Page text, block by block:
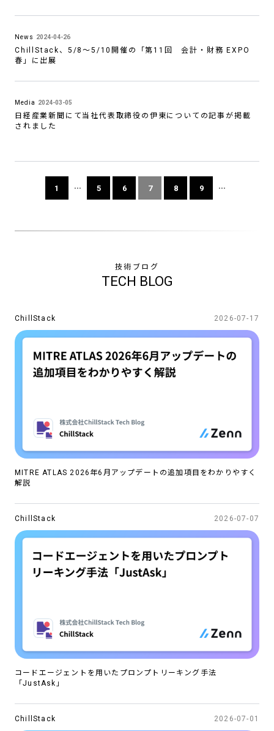
COMPANY
News 2024-04-26
ChillStack、5/8〜5/10開催の「第11回 会計・財務 EXPO
春」に出展
Media 2024-03-05
日経産業新聞にて当社代表取締役の伊東についての記事が掲載
されました
1 ... 5 6 7 8 9 ...
技術ブログ
TECH BLOG
ChillStack 2026-07-17
MITRE ATLAS 2026年6月アップデートの追加項目をわかりやすく
解説
ChillStack 2026-07-07
コードエージェントを用いたプロンプトリーキング手法
「JustAsk」
ChillStack 2026-07-01